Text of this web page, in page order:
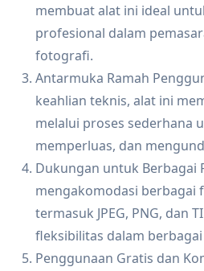
membuat alat ini ideal
profesional dalam
fotografi.
Antarmuka Ramah
keahlian teknis, alat ini
melalui proses sederhana
memperluas, dan
Dukungan untuk Berbagai
mengakomodasi berbagai
termasuk JPEG, PNG, dan
fleksibilitas dalam
Penggunaan Gratis dan